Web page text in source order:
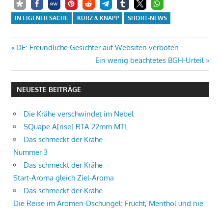
IN EIGENER SACHE KURZ & KNAPP SHORT-NEWS
Beitrags-
Navigation
Vorheriger
DE: Freundliche Gesichter auf Websiten verboten
Nächster
Beitrag:
Ein wenig beachtetes BGH-Urteil
NEUESTE BEITRÄGE
Die Krähe verschwindet im Nebel
SQuape A[rise] RTA 22mm MTL
Das schmeckt der Krähe
Nummer 3
Das schmeckt der Krähe
Start-Aroma gleich Ziel-Aroma
Das schmeckt der Krähe
Die Reise im Aromen-Dschungel: Frucht, Menthol und nie